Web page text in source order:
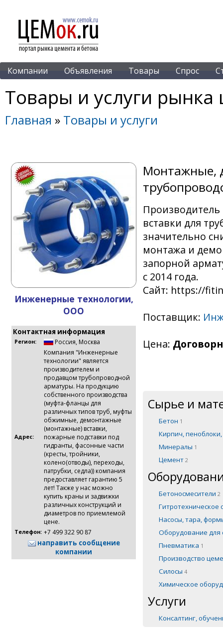
Компании Объявления Товары Спрос
Товары и услуги рынка
Главная » Товары и услуги
Инженерные технологии,
ООО
Контактная информация
Регион: Россия, Москва
Адрес:
Компания "Инженерные
технологии" является
производителем и
продавцом трубопроводной
арматуры. На продукцию
собственного производства
(муфта-фланцы для
различных типов труб, муфты
обжимные, демонтажные
(монтажные) вставки,
пожарные подставки под
гидранты, фасонные части
(кресты, тройники,
колено(отводы), переходы,
патрубки, седла)) компания
предоставляет гарантию 5
лет! Также у нас можно
купить краны и задвижки
различных конструкций и
диаметров по приемлемой
цене.
Телефон: +7 499 322 90 87
направить сообщение
компании
Монтажные,
вставки для
значительно
монтажа и
запорной
с 2014 года.
Сайт: https://
Поставщик:
Цена:
Сырье и
Бетон 1
Кирпич,
Минералы 1
Цемент 2
Бетоносмесители 2
Насосы, тара,
Оборудование для
Пневматика 1
Производство
Силосы 4
Химическое
Услуги
Консалтинг,